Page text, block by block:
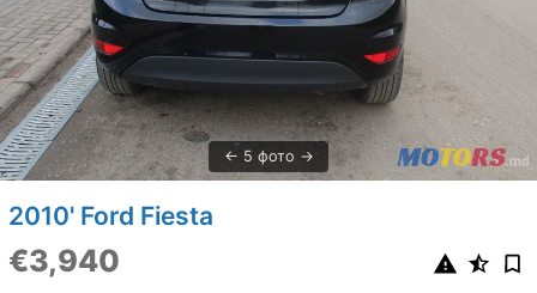
5 фото
2010' Ford Fiesta
€3,940